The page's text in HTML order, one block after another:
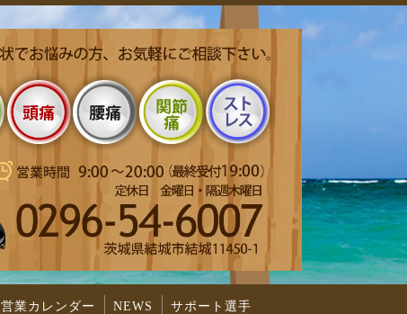
営業カレンダー NEWS サポート選手